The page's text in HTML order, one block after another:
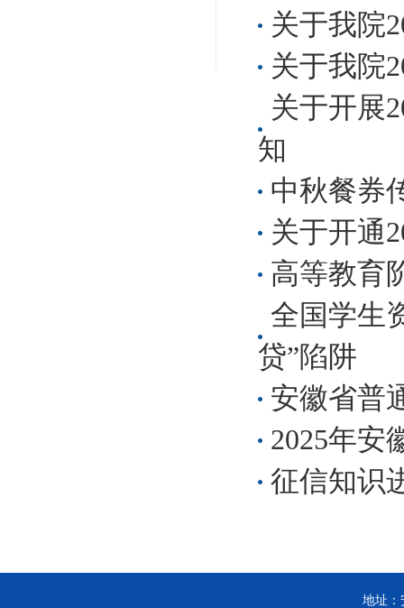
关于我院
关于我院
关于开展
知
中秋餐券
关于开通
高等教育
全国学生
贷”陷阱
安徽省普
2025年安
征信知识
地址：